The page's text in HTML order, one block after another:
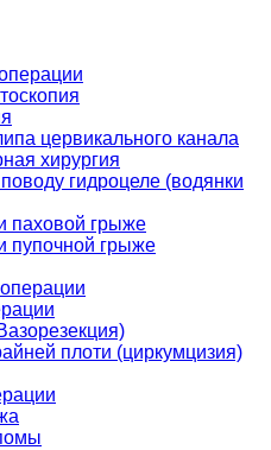
цервикального канала
хирургия
гидроцеле (водянки
паховой грыже
пупочной грыже
плоти (циркумцизия)